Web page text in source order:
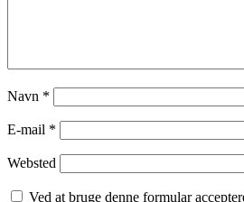
Navn *
E-mail *
Websted
Ved at bruge denne formular